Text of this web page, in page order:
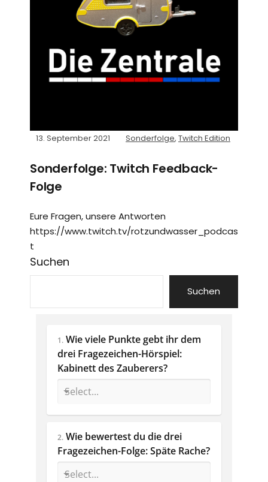
13. September 2021 Sonderfolge, Twitch Edition
Sonderfolge: Twitch Feedback-
Folge
Eure Fragen, unsere Antworten
https://www.twitch.tv/rotzundwasser_podcas
t
Suchen
Suchen
1. Wie viele Punkte gebt ihr dem
drei Fragezeichen-Hörspiel:
Kabinett des Zauberers?
2. Wie bewertest du die drei